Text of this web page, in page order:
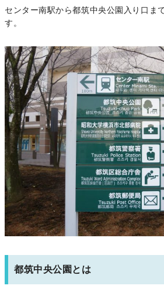
センター南駅から都筑中央公園入り口ま
す。
都筑中央公園とは